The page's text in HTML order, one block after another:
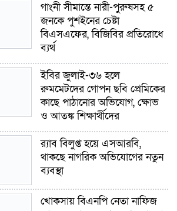
গাংনী সীমান্তে নারী-পুরুষসহ ৫
জনকে পুশইনের চেষ্টা
বিএসএফের, বিজিবির প্রতিরোধে
ব্যর্থ
ইবির জুলাই-৩৬ হলে
রুমমেটদের গোপন ছবি প্রেমিকের
কাছে পাঠানোর অভিযোগ, ক্ষোভ
ও আতঙ্ক শিক্ষার্থীদের
র‍্যাব বিলুপ্ত হয়ে এসআরবি,
থাকছে নাগরিক অভিযোগের নতুন
ব্যবস্থা
খোকসায় বিএনপি নেতা নাফিজ